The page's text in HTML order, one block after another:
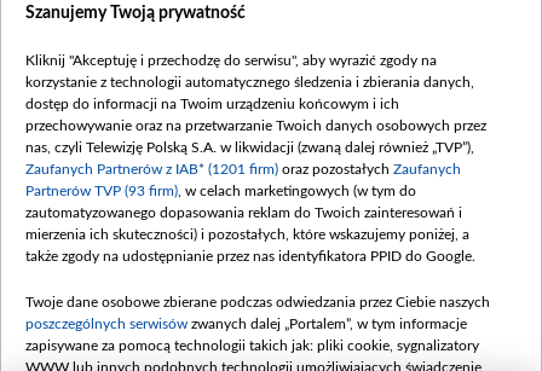
Dostępność
Procedura zgłoszeń wewnętrznych
Szanujemy Twoją prywatność
Kliknij "Akceptuję i przechodzę do serwisu", aby wyrazić zgody na
korzystanie z technologii automatycznego śledzenia i zbierania danych,
dostęp do informacji na Twoim urządzeniu końcowym i ich
przechowywanie oraz na przetwarzanie Twoich danych osobowych przez
nas, czyli Telewizję Polską S.A. w likwidacji (zwaną dalej również „TVP”),
Zaufanych Partnerów z IAB* (1201 firm) oraz pozostałych Zaufanych
Partnerów TVP (93 firm) , w celach marketingowych (w tym do
zautomatyzowanego dopasowania reklam do Twoich zainteresowań i
mierzenia ich skuteczności) i pozostałych, które wskazujemy poniżej, a
także zgody na udostępnianie przez nas identyfikatora PPID do Google.
Twoje dane osobowe zbierane podczas odwiedzania przez Ciebie naszych
poszczególnych serwisów zwanych dalej „Portalem”, w tym informacje
zapisywane za pomocą technologii takich jak: pliki cookie, sygnalizatory
WWW lub innych podobnych technologii umożliwiających świadczenie